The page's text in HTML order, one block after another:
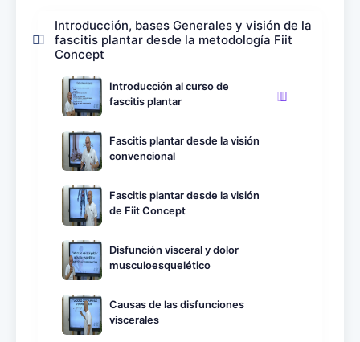
Introducción, bases Generales y visión de la
fascitis plantar desde la metodología Fiit
Concept
Introducción al curso de
fascitis plantar
Fascitis plantar desde la visión
convencional
Fascitis plantar desde la visión
de Fiit Concept
Disfunción visceral y dolor
musculoesquelético
Causas de las disfunciones
viscerales